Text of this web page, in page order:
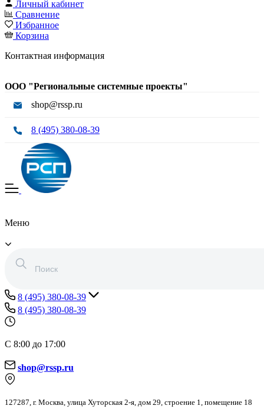
Личный кабинет
Сравнение
Избранное
Корзина
Контактная информация
ООО "Региональные системные проекты"
shop@rssp.ru
8 (495) 380-08-39
Меню
8 (495) 380-08-39
8 (495) 380-08-39
С 8:00 до 17:00
shop@rssp.ru
127287, г. Москва, улица Хуторская 2-я, дом 29, строение 1, помещение 18